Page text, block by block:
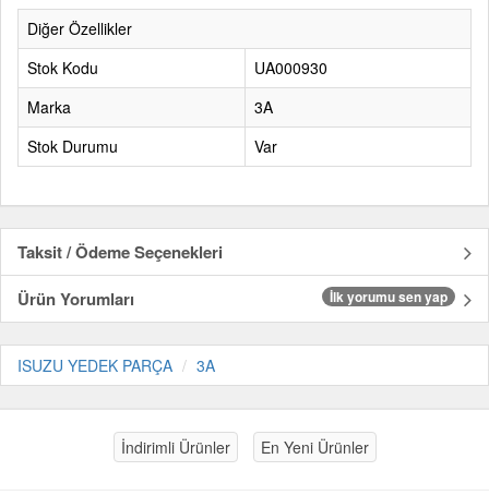
Diğer Özellikler
Stok Kodu
UA000930
Marka
3A
Stok Durumu
Var
Taksit / Ödeme Seçenekleri
Ürün Yorumları
İlk yorumu sen yap
ISUZU YEDEK PARÇA 3A
İndirimli Ürünler En Yeni Ürünler